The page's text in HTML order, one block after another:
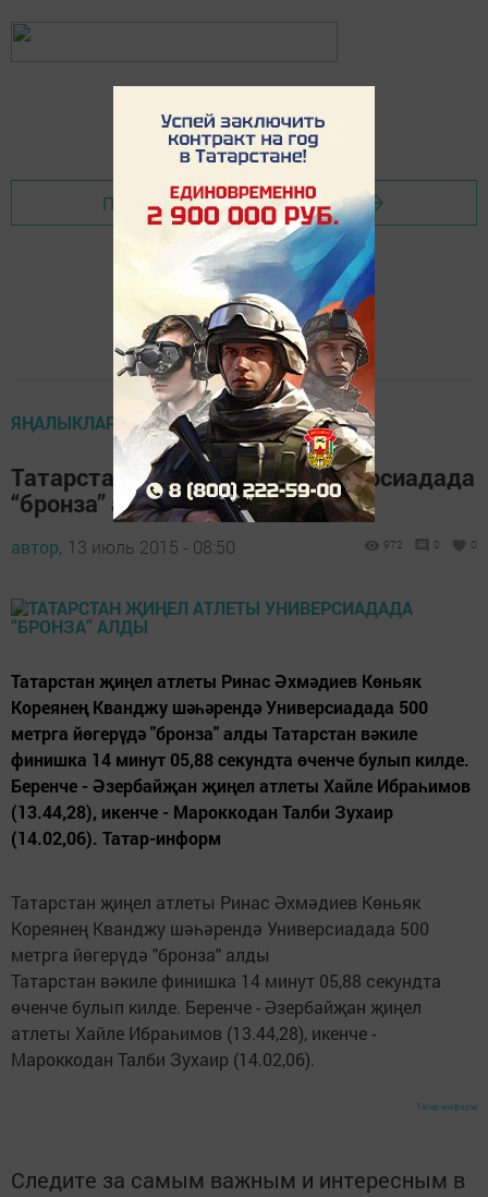
Перейти на страницу новости
ЯҢАЛЫКЛАР
Татарстан җиңел атлеты Универсиадада
“бронза” алды
автор, 13 июль 2015 - 08:50 972 0 0
Татарстан җиңел атлеты Ринас Әхмәдиев Көньяк
Кореянең Кванджу шәһәрендә Универсиадада 500
метрга йөгерүдә "бронза" алды Татарстан вәкиле
финишка 14 минут 05,88 секундта өченче булып килде.
Беренче - Әзербайҗан җиңел атлеты Хайле Ибраһимов
(13.44,28), икенче - Мароккодан Талби Зухаир
(14.02,06). Татар-информ
Татарстан җиңел атлеты Ринас Әхмәдиев Көньяк
Кореянең Кванджу шәһәрендә Универсиадада 500
метрга йөгерүдә "бронза" алды
Татарстан вәкиле финишка 14 минут 05,88 секундта
өченче булып килде. Беренче - Әзербайҗан җиңел
атлеты Хайле Ибраһимов (13.44,28), икенче -
Мароккодан Талби Зухаир (14.02,06).
Татар-информ
Следите за самым важным и интересным в